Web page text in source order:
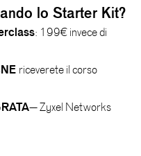
lo Starter Kit?
: 199€ invece di
riceverete il corso
– Zyxel Networks